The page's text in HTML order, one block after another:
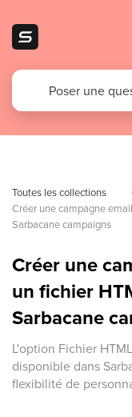
Toutes les collections
Créer une campagne
Sarbacane campaigns
Créer une
un fichier
Sarbacane
L'option Fichier
disponible dans
flexibilité de